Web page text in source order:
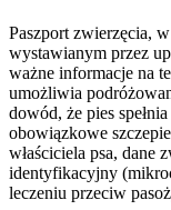
Paszport zwierzęcia,
wystawianym przez
ważne informacje na
umożliwia
dowód, że pies
obowiązkowe
właściciela psa, dane
identyfikacyjny
leczeniu przeciw